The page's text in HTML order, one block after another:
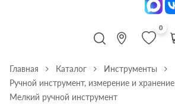
0
Главная Каталог
Инструменты
Ручной инструмент, измерение и хранение
Мелкий ручной инструмент